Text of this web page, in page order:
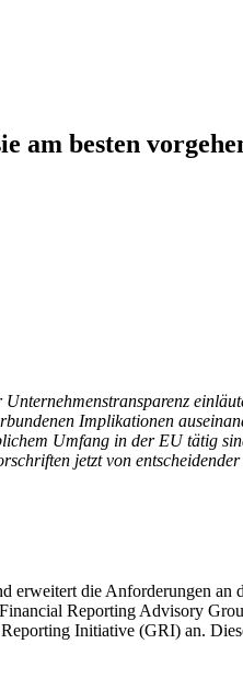
am besten
Implikationen
Umfang in der EU tätig
jetzt von entscheidender
die Anforderungen an
Reporting Advisory
Initiative (GRI) an.